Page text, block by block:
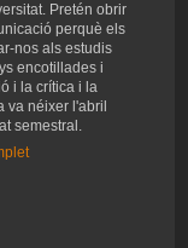
Pretén obrir
perquè els
nos als estudis
encotillades i
i la crítica i la
va néixer l'abril
semestral.